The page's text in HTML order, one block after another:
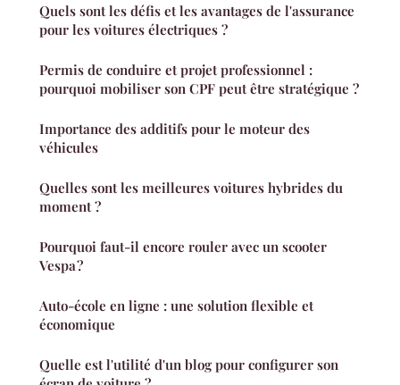
Quels sont les défis et les avantages de l'assurance
pour les voitures électriques ?
Permis de conduire et projet professionnel :
pourquoi mobiliser son CPF peut être stratégique ?
Importance des additifs pour le moteur des
véhicules
Quelles sont les meilleures voitures hybrides du
moment ?
Pourquoi faut-il encore rouler avec un scooter
Vespa ?
Auto-école en ligne : une solution flexible et
économique
Quelle est l'utilité d'un blog pour configurer son